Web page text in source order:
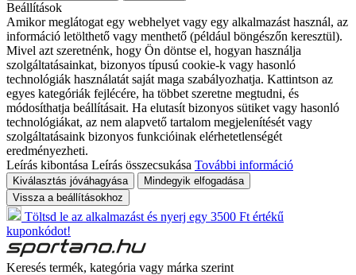
Beállítások
Amikor meglátogat egy webhelyet vagy egy alkalmazást használ, az
információ letölthető vagy menthető (például böngészőn keresztül).
Mivel azt szeretnénk, hogy Ön döntse el, hogyan használja
szolgáltatásainkat, bizonyos típusú cookie-k vagy hasonló
technológiák használatát saját maga szabályozhatja. Kattintson az
egyes kategóriák fejlécére, ha többet szeretne megtudni, és
módosíthatja beállításait. Ha elutasít bizonyos sütiket vagy hasonló
technológiákat, az nem alapvető tartalom megjelenítését vagy
szolgáltatásaink bizonyos funkcióinak elérhetetlenségét
eredményezheti.
Leírás kibontása Leírás összecsukása További információ
Kiválasztás jóváhagyása
Mindegyik elfogadása
Vissza a beállításokhoz
Töltsd le az alkalmazást és nyerj egy 3500 Ft értékű
kuponkódot!
Keresés termék, kategória vagy márka szerint